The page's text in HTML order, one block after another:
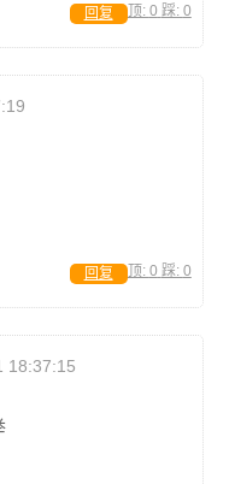
顶: 0 踩: 0
回复
顶: 0 踩: 0
回复
18:37:15